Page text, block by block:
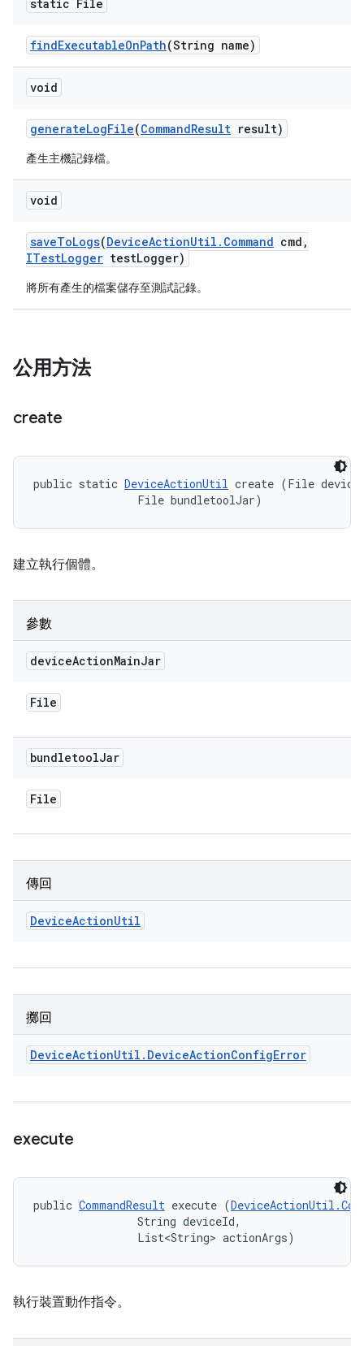
static File
findExecutableOnPath(String name)
void
generateLogFile(CommandResult result)
產生主機記錄檔。
void
saveToLogs(DeviceActionUtil . Command cmd ,
ITestLogger testLogger)
將所有產生的檔案儲存至測試記錄。
公用方法
create
public static DeviceActionUtil create (File
                File bundletoolJar)
建立執行個體。
參數
deviceActionMainJar
File
bundletoolJar
File
傳回
DeviceActionUtil
擲回
DeviceActionUtil . DeviceActionConfigError
execute
public CommandResult execute (
                String deviceId,
                List<String> actionArgs)
執行裝置動作指令。